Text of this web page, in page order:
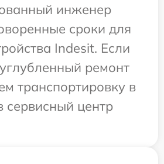
инженер
сроки для
Indesit. Если
ремонт
транспортировку в
сервисный центр